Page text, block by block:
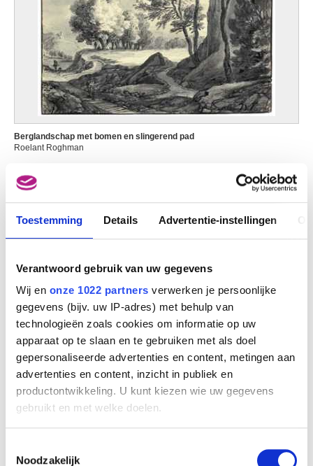
Toestemming Details Advertentie-instellingen
Verantwoord gebruik van uw gegevens
Wij en onze 1022 partners verwerken je persoonlijke
gegevens (bijv. uw IP-adres) met behulp van
technologieën zoals cookies om informatie op uw
apparaat op te slaan en te gebruiken met als doel
gepersonaliseerde advertenties en content, metingen aan
advertenties en content, inzicht in publiek en
productontwikkeling. U kunt kiezen wie uw gegevens
gebruikt en met welke doelen.
Informatie verzamelen over uw geografische
Noodzakelijk
Berglandschap met bomen en slingerend pad
Roelant Roghman
Berglandschap met ezeldrijver en stad aan een rivier